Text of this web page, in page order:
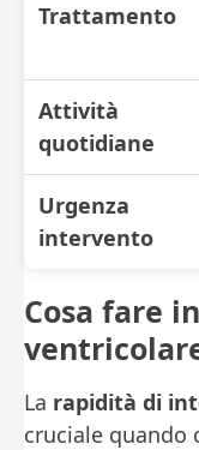
Trattamento
Attività
quotidiane
Urgenza
intervento
Cosa fare
La rapidità di
cruciale quando